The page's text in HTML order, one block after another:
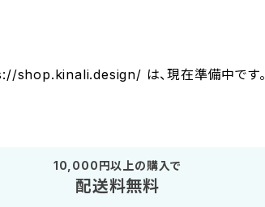
shop.kinali.design/ は、現在準備中です。
10,000円以上の購入で
配送料無料